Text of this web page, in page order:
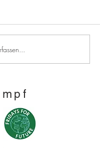
eine neue Stadt